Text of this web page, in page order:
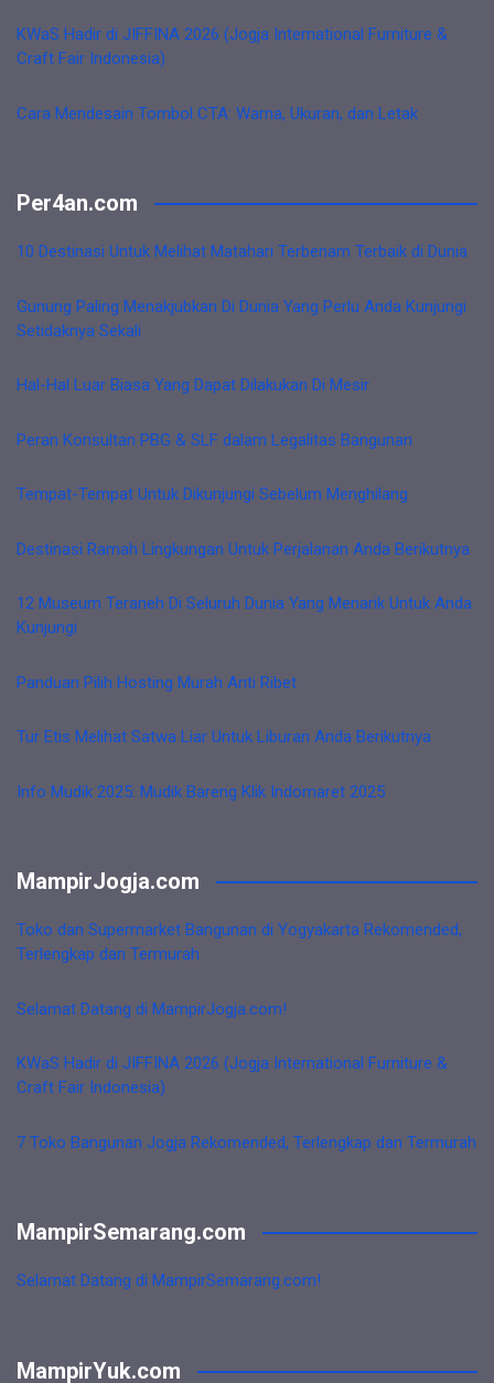
KWaS Hadir di JIFFINA 2026 (Jogja International Furniture &
Craft Fair Indonesia)
Cara Mendesain Tombol CTA: Warna, Ukuran, dan Letak
Per4an.com
10 Destinasi Untuk Melihat Matahari Terbenam Terbaik di Dunia
Gunung Paling Menakjubkan Di Dunia Yang Perlu Anda Kunjungi
Setidaknya Sekali
Hal-Hal Luar Biasa Yang Dapat Dilakukan Di Mesir
Peran Konsultan PBG & SLF dalam Legalitas Bangunan
Tempat-Tempat Untuk Dikunjungi Sebelum Menghilang
Destinasi Ramah Lingkungan Untuk Perjalanan Anda Berikutnya
12 Museum Teraneh Di Seluruh Dunia Yang Menarik Untuk Anda
Kunjungi
Panduan Pilih Hosting Murah Anti Ribet
Tur Etis Melihat Satwa Liar Untuk Liburan Anda Berikutnya
Info Mudik 2025: Mudik Bareng Klik Indomaret 2025
MampirJogja.com
Toko dan Supermarket Bangunan di Yogyakarta Rekomended,
Terlengkap dan Termurah
Selamat Datang di MampirJogja.com!
KWaS Hadir di JIFFINA 2026 (Jogja International Furniture &
Craft Fair Indonesia)
7 Toko Bangunan Jogja Rekomended, Terlengkap dan Termurah
MampirSemarang.com
Selamat Datang di MampirSemarang.com!
MampirYuk.com